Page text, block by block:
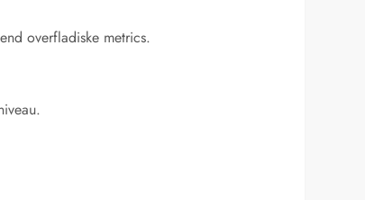
overfladiske metrics.